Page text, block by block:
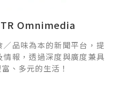
Omnimedia
品味為本的新聞平台，提
報，透過深度與廣度兼具
、多元的生活！